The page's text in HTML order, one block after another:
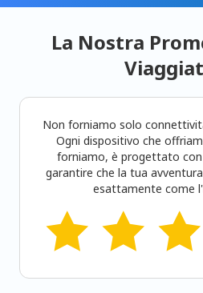
La Nostra
Non forniamo solo
Ogni dispositivo che
forniamo, è progettato
garantire che la tua
esattamente come